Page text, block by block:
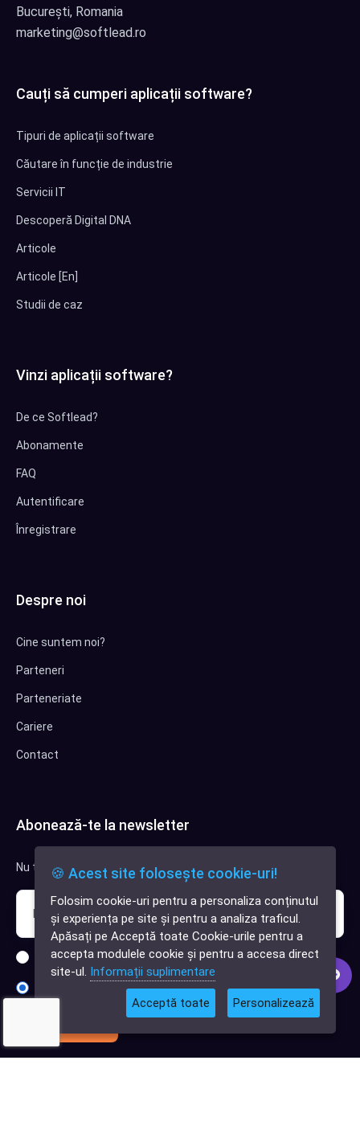
✕
Cauți o aplicație
software?
București, Romania
marketing@softlead.ro
Cauți să cumperi aplicații software?
Tipuri de aplicații software
Căutare în funcție de industrie
Servicii IT
Descoperă Digital DNA
Articole
Articole [En]
Studii de caz
Vinzi aplicații software?
De ce Softlead?
Abonamente
FAQ
Autentificare
Înregistrare
Despre noi
Cine suntem noi?
Parteneri
Parteneriate
Cariere
Contact
Abonează-te la newsletter
Nu trimitem spam, deci nu îți face griji.
Sunt interesat de clienți pentru compania mea IT
Sunt interesat de achiziții software
🍪 Acest site folosește cookie-uri!
Folosim cookie-uri pentru a personaliza conținutul
și experiența pe site și pentru a analiza traficul.
Apăsați pe Acceptă toate Cookie-urile pentru a
accepta modulele cookie și pentru a accesa direct
site-ul. Informații suplimentare
Acceptă toate Personalizează